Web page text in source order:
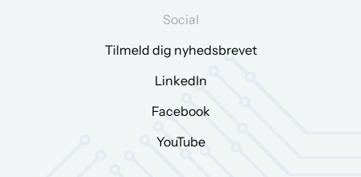
Social
Tilmeld dig nyhedsbrevet
LinkedIn
Facebook
YouTube